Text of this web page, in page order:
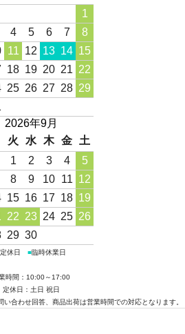
1
4 5 6 7
8
11 12 13 14 15
18 19 20 21 22
25 26 27 28 29
2026年9月
火 水 木 金
土
1
2 3 4
5
8 9 10 11 12
15 16 17 18 19
22 23 24 25 26
29 30
定休日 ■臨時休業日
時間：10:00～17:00
定休日：土日 祝日
合わせ回答、商品出荷は営業時間での対応となります。